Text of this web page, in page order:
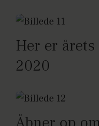
Her er
2020